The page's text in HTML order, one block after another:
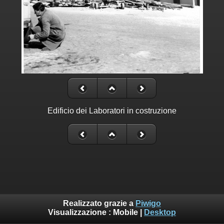
Edificio dei Laboratori in costruzione
Realizzato grazie a Piwigo
Visualizzazione : Mobile Desktop